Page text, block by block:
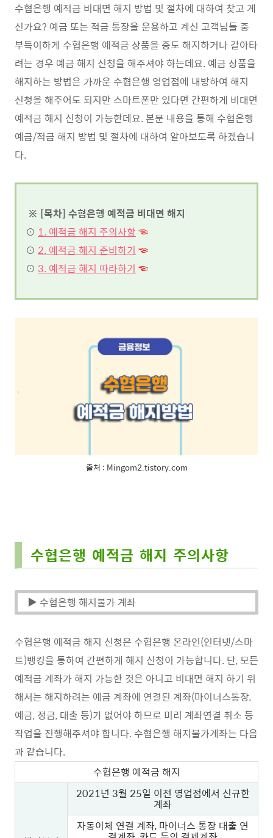
수협은행 예적금 비대면 해지 방법 및 절차에 대하여 찾고 계
신가요? 예금 또는 적금 통장을 운용하고 계신 고객님들 중
부득이하게 수협은행 예적금 상품을 중도 해지하거나 갈아타
려는 경우 예금 해지 신청을 해주셔야 하는데요. 예금 상품을
해지하는 방법은 가까운 수협은행 영업점에 내방하여 해지
신청을 해주어도 되지만 스마트폰만 있다면 간편하게 비대면
예적금 해지 신청이 가능한데요. 본문 내용을 통해 수협은행
예금/적금 해지 방법 및 절차에 대하여 알아보도록 하겠습니
다.
※ [목차] 수협은행 예적금 비대면 해지
⊙ 1. 예적금 해지 주의사항 ☜
⊙ 2. 예적금 해지 준비하기 ☜
⊙ 3. 예적금 해지 따라하기 ☜
출처 : Mingom2.tistory.com
수협은행 예적금 해지 주의사항
▶ 수협은행 해지불가 계좌
수협은행 예적금 해지 신청은 수협은행 온라인(인터넷/스마
트)뱅킹을 통하여 간편하게 해지 신청이 가능합니다. 단, 모든
예적금 계좌가 해지 가능한 것은 아니고 비대면 해지 하기 위
해서는 해지하려는 예금 계좌에 연결된 계좌(마이너스통장,
예금, 정금, 대출 등)가 없어야 하므로 미리 계좌연결 취소 등
작업을 진행해주셔야 합니다. 수협은행 해지불가계좌는 다음
과 같습니다.
수협은행 예적금 해지
2021년 3월 25일 이전 영업점에서 신규한
계좌
자동이체 연결 계좌, 마이너스 통장 대출 연